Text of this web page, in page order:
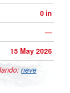
0 in
—
15 May 2026
neve